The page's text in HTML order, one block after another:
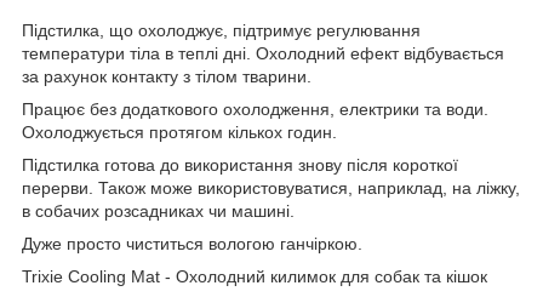
Підстилка, що охолоджує, підтримує регулювання
температури тіла в теплі дні. Охолодний ефект відбувається
за рахунок контакту з тілом тварини.
Працює без додаткового охолодження, електрики та води.
Охолоджується протягом кількох годин.
Підстилка готова до використання знову після короткої
перерви. Також може використовуватися, наприклад, на ліжку,
в собачих розсадниках чи машині.
Дуже просто чиститься вологою ганчіркою.
Trixie Cooling Mat - Охолодний килимок для собак та кішок